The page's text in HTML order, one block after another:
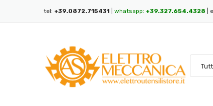
tel: +39.0872.715431 whatsapp: +39.327.654.4328 |